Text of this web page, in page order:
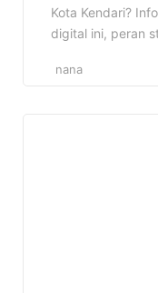
Kota Kendari?
digital ini, peran
buat kamu yang
nana